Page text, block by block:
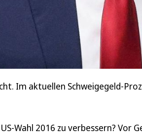
Im aktuellen Schweigegeld-
Wahl 2016 zu verbessern? Vor